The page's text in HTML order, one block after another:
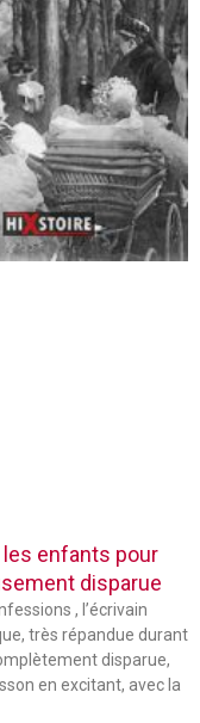
enfants pour
disparue
, l’écrivain
très répandue durant
disparue,
en excitant, avec la